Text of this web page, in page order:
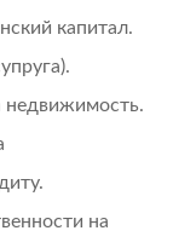
капитал.
недвижимость.
на